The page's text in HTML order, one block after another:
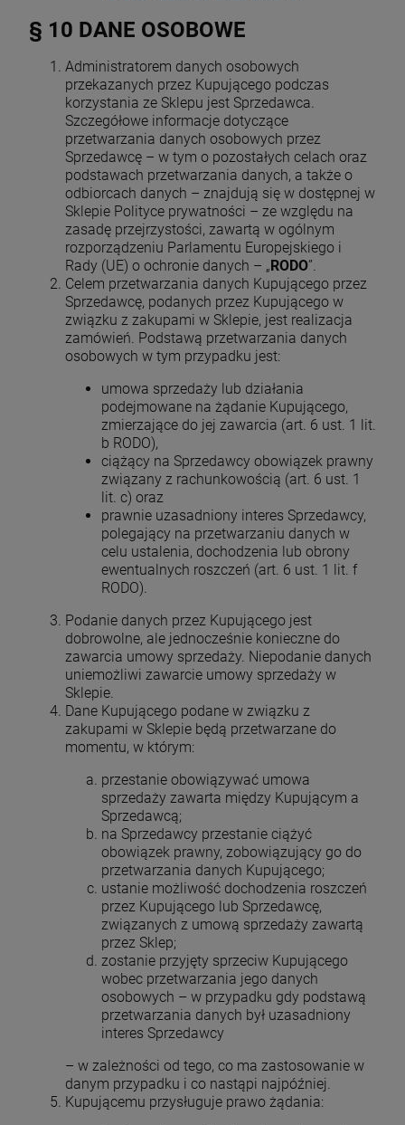
§ 10 DANE OSOBOWE
Administratorem danych osobowych
przekazanych przez Kupującego podczas
korzystania ze Sklepu jest Sprzedawca.
Szczegółowe informacje dotyczące
przetwarzania danych osobowych przez
Sprzedawcę – w tym o pozostałych celach oraz
podstawach przetwarzania danych, a także o
odbiorcach danych – znajdują się w dostępnej w
Sklepie Polityce prywatności – ze względu na
zasadę przejrzystości, zawartą w ogólnym
rozporządzeniu Parlamentu Europejskiego i
Rady (UE) o ochronie danych – „RODO”.
Celem przetwarzania danych Kupującego przez
Sprzedawcę, podanych przez Kupującego w
związku z zakupami w Sklepie, jest realizacja
zamówień. Podstawą przetwarzania danych
osobowych w tym przypadku jest:
umowa sprzedaży lub działania
podejmowane na żądanie Kupującego,
zmierzające do jej zawarcia (art. 6 ust. 1 lit.
b RODO),
ciążący na Sprzedawcy obowiązek prawny
związany z rachunkowością (art. 6 ust. 1
lit. c) oraz
prawnie uzasadniony interes Sprzedawcy,
polegający na przetwarzaniu danych w
celu ustalenia, dochodzenia lub obrony
ewentualnych roszczeń (art. 6 ust. 1 lit. f
RODO).
Podanie danych przez Kupującego jest
dobrowolne, ale jednocześnie konieczne do
zawarcia umowy sprzedaży. Niepodanie danych
uniemożliwi zawarcie umowy sprzedaży w
Sklepie.
Dane Kupującego podane w związku z
zakupami w Sklepie będą przetwarzane do
momentu, w którym:
przestanie obowiązywać umowa
sprzedaży zawarta między Kupującym a
Sprzedawcą;
na Sprzedawcy przestanie ciążyć
obowiązek prawny, zobowiązujący go do
przetwarzania danych Kupującego;
ustanie możliwość dochodzenia roszczeń
przez Kupującego lub Sprzedawcę,
związanych z umową sprzedaży zawartą
przez Sklep;
zostanie przyjęty sprzeciw Kupującego
wobec przetwarzania jego danych
osobowych – w przypadku gdy podstawą
przetwarzania danych był uzasadniony
interes Sprzedawcy
– w zależności od tego, co ma zastosowanie w
danym przypadku i co nastąpi najpóźniej.
Kupującemu przysługuje prawo żądania: